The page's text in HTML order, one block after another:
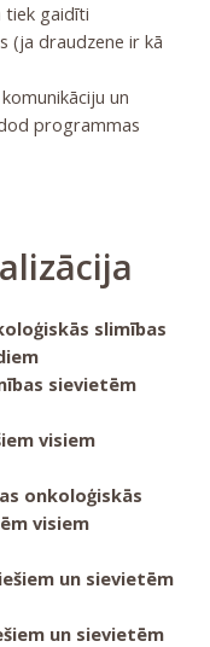
tiek gaidīti
(ja draudzene ir kā
un
programmas
slimības
sievietēm
visiem
onkoloģiskās
visiem
un sievietēm
un sievietēm